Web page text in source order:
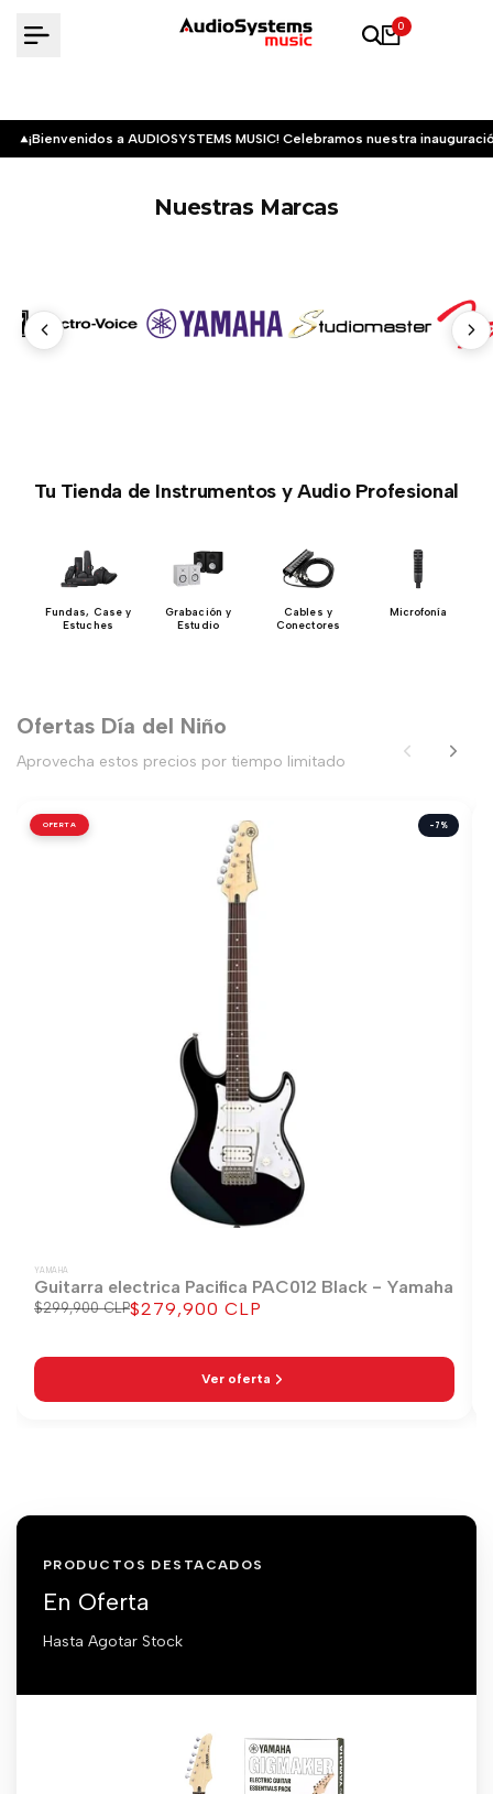
0
¡Bienvenidos a AUDIOSYSTEMS MUSIC! Celebramos nuestra
Nuestras Marcas
Tu Tienda de Instrumentos y Audio Profesional
Fundas, Case y
Estuches
Grabación y
Estudio
Cables y
Conectores
Microfonía
Ofertas Día del Niño
Aprovecha estos precios por tiempo limitado
OFERTA -7%
YAMAHA
Guitarra electrica Pacifica PAC012 Black - Yamaha
Precio
$299,900 CLPPrecio
$279,900 CLP
Ver oferta
PRODUCTOS DESTACADOS
En Oferta
Hasta Agotar Stock